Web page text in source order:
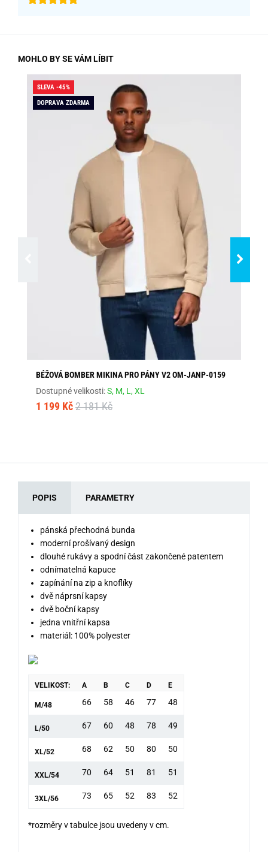
MOHLO BY SE VÁM LÍBIT
SLEVA -45%
DOPRAVA ZDARMA
BÉŽOVÁ BOMBER MIKINA PRO PÁNY V2 OM-JANP-0159
Dostupné velikosti:S, M, L,XL
1 199 Kč 2 181 Kč
POPIS PARAMETRY
pánská přechodná bunda
moderní prošívaný design
dlouhé rukávy a spodní část zakončené patentem
odnímatelná kapuce
zapínání na zip a knoflíky
dvě náprsní kapsy
dvě boční kapsy
jedna vnitřní kapsa
materiál: 100% polyester
VELIKOST: A B C D E
M/48 66 58 46 77 48
L/50 67 60 48 78 49
XL/52 68 62 50 80 50
XXL/54 70 64 51 81 51
3XL/56 73 65 52 83 52
*rozměry v tabulce jsou uvedeny v cm.